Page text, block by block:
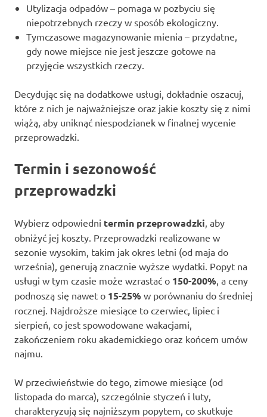
Utylizacja odpadów – pomaga w pozbyciu się
niepotrzebnych rzeczy w sposób ekologiczny.
Tymczasowe magazynowanie mienia – przydatne,
gdy nowe miejsce nie jest jeszcze gotowe na
przyjęcie wszystkich rzeczy.
Decydując się na dodatkowe usługi, dokładnie oszacuj,
które z nich je najważniejsze oraz jakie koszty się z nimi
wiążą, aby uniknąć niespodzianek w finalnej wycenie
przeprowadzki.
Termin i sezonowość
przeprowadzki
Wybierz odpowiedni termin przeprowadzki , aby
obniżyć jej koszty. Przeprowadzki realizowane w
sezonie wysokim, takim jak okres letni (od maja do
września), generują znacznie wyższe wydatki. Popyt na
usługi w tym czasie może wzrastać o 150-200% , a ceny
podnoszą się nawet o 15-25% w porównaniu do średniej
rocznej. Najdroższe miesiące to czerwiec, lipiec i
sierpień, co jest spowodowane wakacjami,
zakończeniem roku akademickiego oraz końcem umów
najmu.
W przeciwieństwie do tego, zimowe miesiące (od
listopada do marca), szczególnie styczeń i luty,
charakteryzują się najniższym popytem, co skutkuje